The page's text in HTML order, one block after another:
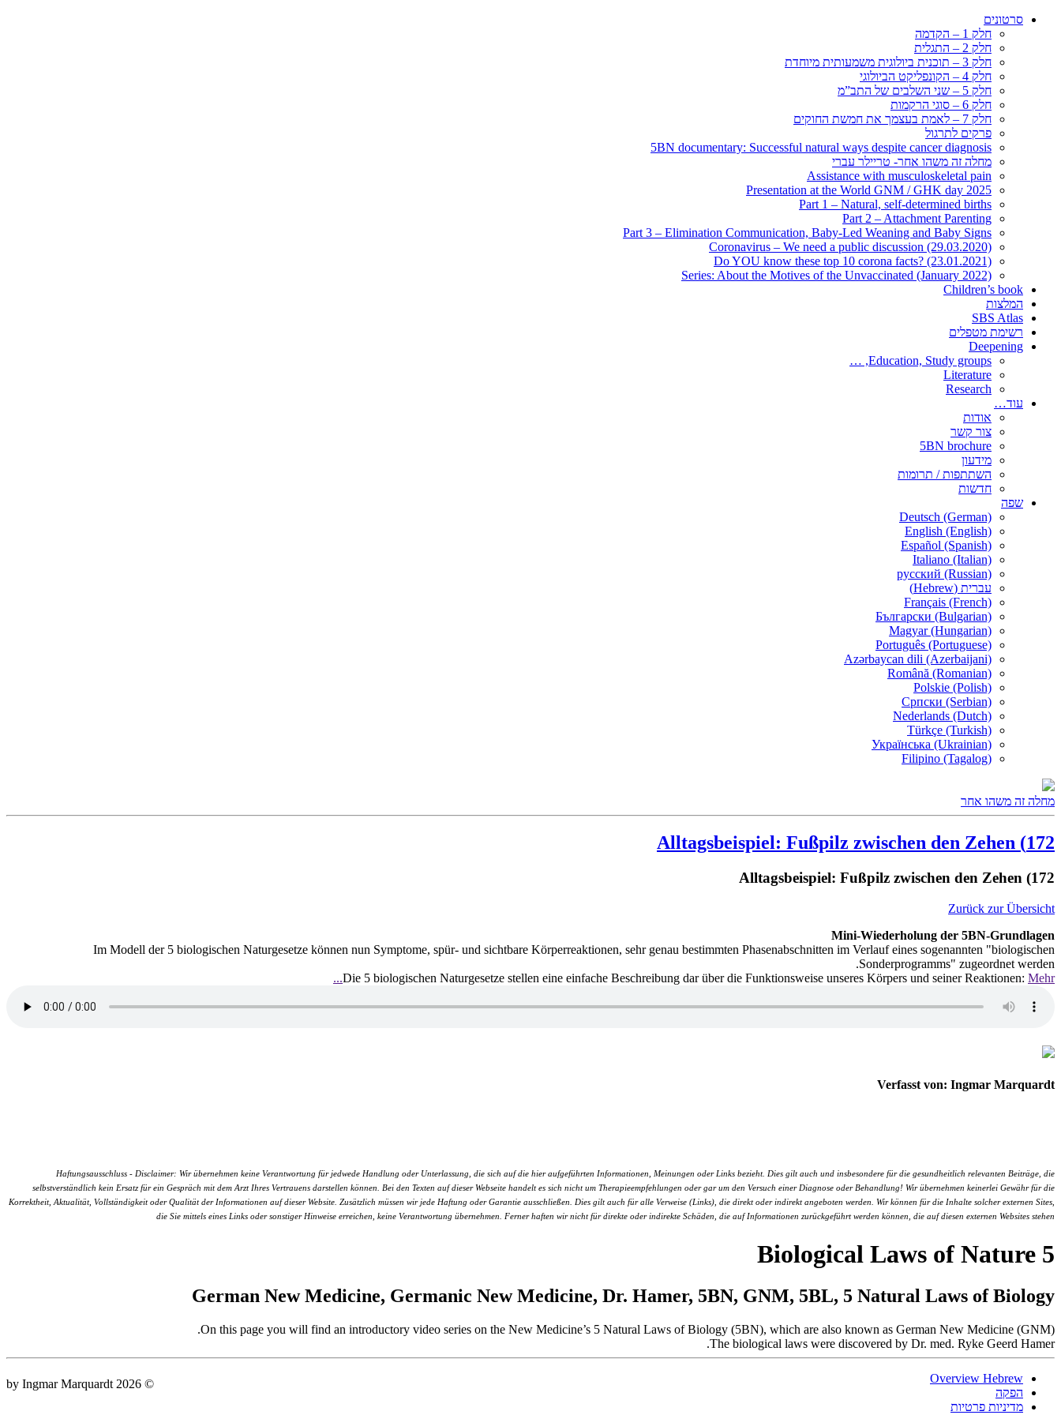
סרטונים
חלק 1 – הקדמה
חלק 2 – התגלית
חלק 3 – תוכנית ביולוגית משמעותית מיוחדת
חלק 4 – הקונפליקט הביולוגי
חלק 5 – שני השלבים של התב”מ
חלק 6 – סוגי הרקמות
חלק 7 – לאמת בעצמך את חמשת החוקים
פרקים לתרגול
5BN documentary: Successful natural ways despite cancer diagnosis
מחלה זה משהו אחר- טריילר עברי
Assistance with musculoskeletal pain
Presentation at the World GNM / GHK day 2025
Part 1 – Natural, self-determined births
Part 2 – Attachment Parenting
Part 3 – Elimination Communication, Baby-Led Weaning and Baby Signs
Coronavirus – We need a public discussion (29.03.2020)
Do YOU know these top 10 corona facts? (23.01.2021)
Series: About the Motives of the Unvaccinated (January 2022)
Children’s book
המלצות
SBS Atlas
רשימת מטפלים
Deepening
Education, Study groups, …
Literature
Research
עוד…
אודות
צור קשר
5BN brochure
מידעון
השתתפות / תרומות
חדשות
שפה
Deutsch (German)
English (English)
Español (Spanish)
Italiano (Italian)
русский (Russian)
עברית (Hebrew)
Français (French)
Български (Bulgarian)
Magyar (Hungarian)
Português (Portuguese)
Azərbaycan dili (Azerbaijani)
Română (Romanian)
Polskie (Polish)
Српски (Serbian)
Nederlands (Dutch)
Türkçe (Turkish)
Українська (Ukrainian)
Filipino (Tagalog)
מחלה זה משהו אחר
172) Alltagsbeispiel: Fußpilz zwischen den Zehen
172) Alltagsbeispiel: Fußpilz zwischen den Zehen
Zurück zur Übersicht
Mini-Wiederholung der 5BN-Grundlagen
Im Modell der 5 biologischen Naturgesetze können nun Symptome, spür- und sichtbare Körperreaktionen, sehr genau bestimmten Phasenabschnitten im Verlauf eines sogenannten "biologischen
Sonderprogramms" zugeordnet werden.
Die 5 biologischen Naturgesetze stellen eine einfache Beschreibung dar über die Funktionsweise unseres Körpers und seiner Reaktionen: Mehr...
Verfasst von: Ingmar Marquardt
Haftungsausschluss - Disclaimer: Wir übernehmen keine Verantwortung für jedwede Handlung oder Unterlassung, die sich auf die hier aufgeführten Informationen, Meinungen oder Links bezieht. Dies gilt auch und insbesondere für die gesundheitlich relevanten Beiträge, die
selbstverständlich kein Ersatz für ein Gespräch mit dem Arzt Ihres Vertrauens darstellen können. Bei den Texten auf dieser Webseite handelt es sich nicht um Therapieempfehlungen oder gar um den Versuch einer Diagnose oder Behandlung! Wir übernehmen keinerlei Gewähr für die
Korrektheit, Aktualität, Vollständigkeit oder Qualität der Informationen auf dieser Website. Zusätzlich müssen wir jede Haftung oder Garantie ausschließen. Dies gilt auch für alle Verweise (Links), die direkt oder indirekt angeboten werden. Wir können für die Inhalte solcher externen Sites,
die Sie mittels eines Links oder sonstiger Hinweise erreichen, keine Verantwortung übernehmen. Ferner haften wir nicht für direkte oder indirekte Schäden, die auf Informationen zurückgeführt werden können, die auf diesen externen Websites stehen
5 Biological Laws of Nature
German New Medicine, Germanic New Medicine, Dr. Hamer, 5BN, GNM, 5BL, 5 Natural Laws of Biology
On this page you will find an introductory video series on the New Medicine’s 5 Natural Laws of Biology (5BN), which are also known as German New Medicine (GNM).
The biological laws were discovered by Dr. med. Ryke Geerd Hamer.
© 2026 by Ingmar Marquardt
Overview Hebrew
הפקה
מדיניות פרטיות